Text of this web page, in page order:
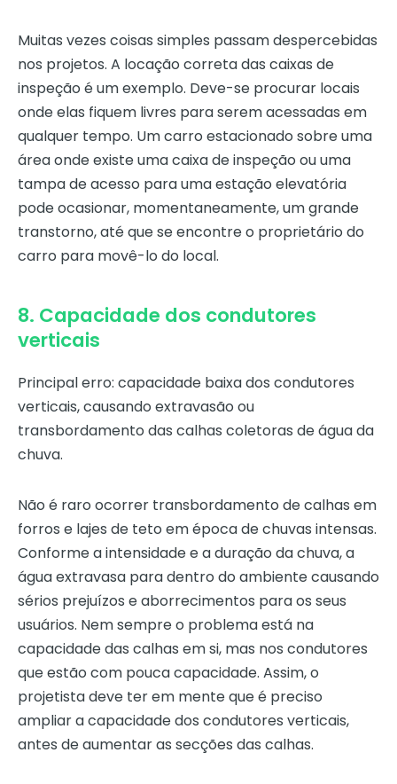
Muitas vezes coisas simples passam despercebidas
nos projetos. A locação correta das caixas de
inspeção é um exemplo. Deve-se procurar locais
onde elas fiquem livres para serem acessadas em
qualquer tempo. Um carro estacionado sobre uma
área onde existe uma caixa de inspeção ou uma
tampa de acesso para uma estação elevatória
pode ocasionar, momentaneamente, um grande
transtorno, até que se encontre o proprietário do
carro para movê-lo do local.
8. Capacidade dos condutores
verticais
Principal erro: capacidade baixa dos condutores
verticais, causando extravasão ou
transbordamento das calhas coletoras de água da
chuva.
Não é raro ocorrer transbordamento de calhas em
forros e lajes de teto em época de chuvas intensas.
Conforme a intensidade e a duração da chuva, a
água extravasa para dentro do ambiente causando
sérios prejuízos e aborrecimentos para os seus
usuários. Nem sempre o problema está na
capacidade das calhas em si, mas nos condutores
que estão com pouca capacidade. Assim, o
projetista deve ter em mente que é preciso
ampliar a capacidade dos condutores verticais,
antes de aumentar as secções das calhas.